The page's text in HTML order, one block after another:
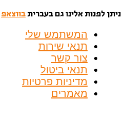
ניתן לפנות אלינו גם בעבריתבווצאפ
המשתמש שלי
תנאי שירות
צור קשר
תנאי ביטול
מדיניות פרטיות
מאמרים